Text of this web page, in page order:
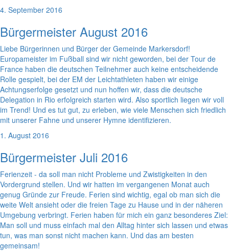
4. September 2016
Bürgermeister August 2016
Liebe Bürgerinnen und Bürger der Gemeinde Markersdorf!
Europameister im Fußball sind wir nicht geworden, bei der Tour de
France haben die deutschen Teilnehmer auch keine entscheidende
Rolle gespielt, bei der EM der Leichtathleten haben wir einige
Achtungserfolge gesetzt und nun hoffen wir, dass die deutsche
Delegation in Rio erfolgreich starten wird. Also sportlich liegen wir voll
im Trend! Und es tut gut, zu erleben, wie viele Menschen sich friedlich
mit unserer Fahne und unserer Hymne identifizieren.
1. August 2016
Bürgermeister Juli 2016
Ferienzeit - da soll man nicht Probleme und Zwistigkeiten in den
Vordergrund stellen. Und wir hatten im vergangenen Monat auch
genug Gründe zur Freude. Ferien sind wichtig, egal ob man sich die
weite Welt ansieht oder die freien Tage zu Hause und in der näheren
Umgebung verbringt. Ferien haben für mich ein ganz besonderes Ziel:
Man soll und muss einfach mal den Alltag hinter sich lassen und etwas
tun, was man sonst nicht machen kann. Und das am besten
gemeinsam!